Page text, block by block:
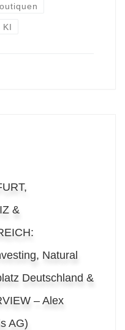
KI
&
Natural
Deutschland &
– Alex
AG)